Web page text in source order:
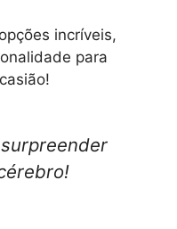
incríveis,
para